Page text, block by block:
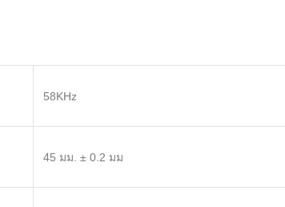
58KHz
45 มม. ± 0.2 มม